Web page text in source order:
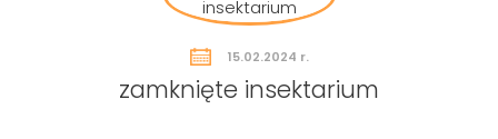
15.02.2024 r.
zamknięte insektarium